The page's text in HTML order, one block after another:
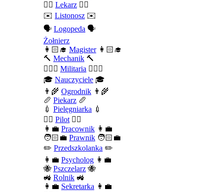
👨‍⚕️ Lekarz 👨‍⚕️
✉️ Listonosz ✉️
🗣️ Logopeda 🗣️
Żołnierz
👩🏻‍🎓 Magister👩🏻‍🎓
🔨 Mechanik 🔨
💂🏻‍♂️ Militaria 💂🏻‍♂️
🎓 Nauczyciele 🎓
👨‍🌾 Ogrodnik 👨‍🌾
🥖 Piekarz 🥖
💉 Pielęgniarka 💉
👨‍✈️ Pilot 👨‍✈️
👩‍💼 Pracownik 👩‍💼
🧑🏻‍💼 Prawnik 🧑🏻‍💼
✏️ Przedszkolanka ✏️
👩‍💼 Psycholog 👩‍💼
🐝 Pszczelarz 🐝
🚜 Rolnik 🚜
👩‍💼 Sekretarka 👩‍💼